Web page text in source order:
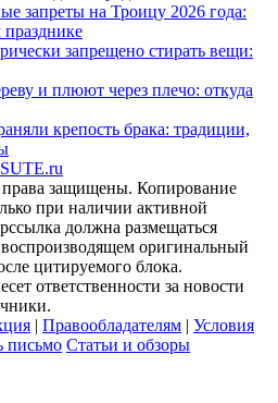
запреты на Троицу 2026 года:
запрещено стирать вещи:
и плюют через плечо: откуда
крепость брака: традиции,
защищены. Копирование
при наличии активной
должна размещаться
воспроизводящем оригинальный
цитируемого блока.
ответственности за новости
| Правообладателям | Условия
письмо Статьи и обзоры